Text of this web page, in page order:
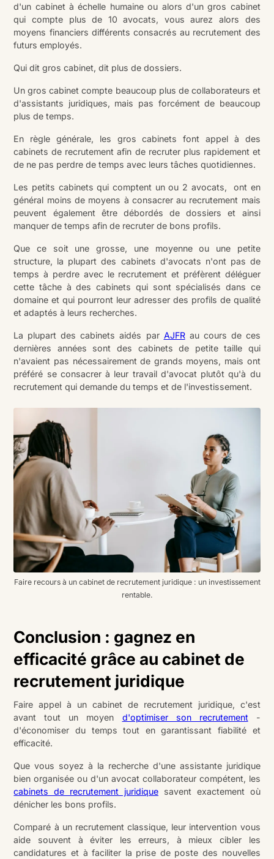
d'un cabinet à échelle humaine ou alors d'un gros cabinet
qui compte plus de 10 avocats, vous aurez alors des
moyens financiers différents consacrés au recrutement des
futurs employés.
Qui dit gros cabinet, dit plus de dossiers.
Un gros cabinet compte beaucoup plus de collaborateurs et
d'assistants juridiques, mais pas forcément de beaucoup
plus de temps.
En règle générale, les gros cabinets font appel à des
cabinets de recrutement afin de recruter plus rapidement et
de ne pas perdre de temps avec leurs tâches quotidiennes.
Les petits cabinets qui comptent un ou 2 avocats, ont en
général moins de moyens à consacrer au recrutement mais
peuvent également être débordés de dossiers et ainsi
manquer de temps afin de recruter de bons profils.
Que ce soit une grosse, une moyenne ou une petite
structure, la plupart des cabinets d'avocats n'ont pas de
temps à perdre avec le recrutement et préfèrent déléguer
cette tâche à des cabinets qui sont spécialisés dans ce
domaine et qui pourront leur adresser des profils de qualité
et adaptés à leurs recherches.
La plupart des cabinets aidés par AJFRau cours de ces
dernières années sont des cabinets de petite taille qui
n'avaient pas nécessairement de grands moyens, mais ont
préféré se consacrer à leur travail d'avocat plutôt qu'à du
recrutement qui demande du temps et de l'investissement.
Faire recours à un cabinet de recrutement juridique : un investissement
rentable.
Conclusion : gagnez en
efficacité grâce au cabinet de
recrutement juridique
Faire appel à un cabinet de recrutement juridique, c'est
avant tout un moyen d'optimiser son recrutement-
d'économiser du temps tout en garantissant fiabilité et
efficacité.
Que vous soyez à la recherche d'une assistante juridique
bien organisée ou d'un avocat collaborateur compétent, les
cabinets de recrutement juridique savent exactement où
dénicher les bons profils.
Comparé à un recrutement classique, leur intervention vous
aide souvent à éviter les erreurs, à mieux cibler les
candidatures et à faciliter la prise de poste des nouvelles